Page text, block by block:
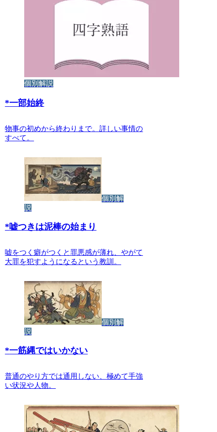
個別解説
*一部始終
物事の初めから終わりまで。詳しい事情の
すべて。
個別解
説
*嘘つきは泥棒の始まり
嘘をつく癖がつくと罪悪感が薄れ、やがて
大罪を犯すようになるという教訓。
個別解
説
*一筋縄ではいかない
普通のやり方では通用しない、極めて手強
い状況や人物。